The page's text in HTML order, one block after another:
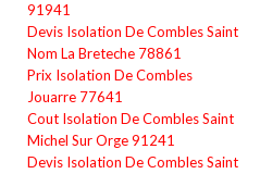
91941
Devis Isolation De Combles Saint
Nom La Breteche 78861
Prix Isolation De Combles
Jouarre 77641
Cout Isolation De Combles Saint
Michel Sur Orge 91241
Devis Isolation De Combles Saint